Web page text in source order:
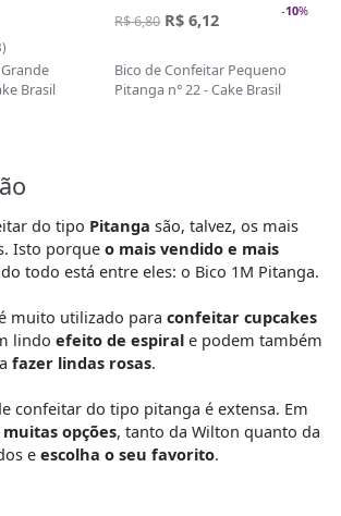
Brasil
-10%
R$ 6,80 R$ 6,12
Bico de Confeitar Pequeno
Pitanga n° 22 - Cake Brasil
do tipo Pitanga são, talvez, os mais
Isto porque o mais vendido e mais
todo está entre eles: o Bico 1M Pitanga.
muito utilizado para confeitar cupcakes
lindo efeito de espirale podem também
fazer lindas rosas.
confeitar do tipo pitanga é extensa. Em
opções, tanto da Wilton quanto da
e escolha o seu favorito.